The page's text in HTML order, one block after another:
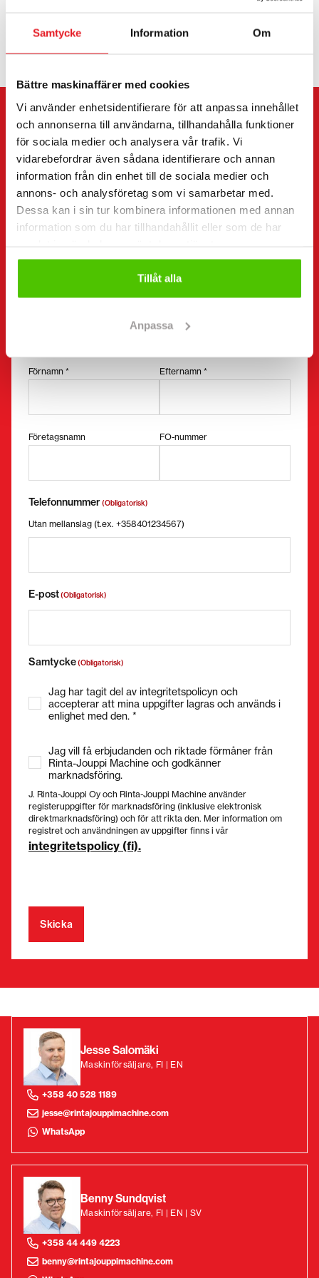
Samtycke Information Om
Bättre maskinaffärer med cookies
Vi använder enhetsidentifierare för att anpassa innehållet
och annonserna till användarna, tillhandahålla funktioner
för sociala medier och analysera vår trafik. Vi
vidarebefordrar även sådana identifierare och annan
information från din enhet till de sociala medier och
annons- och analysföretag som vi samarbetar med.
Dessa kan i sin tur kombinera informationen med annan
information som du har tillhandahållit eller som de har
Tillåt alla
Anpassa
KONTAKTA SÄLJAREN
Skicka meddelande till säljaren av Kramer 2706.
Du kan även kontakta en enskild säljare direkt.
Kontaktuppgifter finns längst ner på sidan.
Begära mer information
Förnamn * Efternamn *
Företagsnamn FO-nummer
Telefonnummer(Obligatorisk)
Utan mellanslag (t.ex. +358401234567)
E-post(Obligatorisk)
Samtycke(Obligatorisk)
Jag har tagit del av integritetspolicyn och
accepterar att mina uppgifter lagras och används i
enlighet med den. *
Jag vill få erbjudanden och riktade förmåner från
Rinta-Jouppi Machine och godkänner
marknadsföring.
J. Rinta-Jouppi Oy och Rinta-Jouppi Machine använder
registeruppgifter för marknadsföring (inklusive elektronisk
direktmarknadsföring) och för att rikta den. Mer information om
registret och användningen av uppgifter finns i vår
integritetspolicy (fi).
Jesse Salomäki
Maskinförsäljare, FI | EN
+358 40 528 1189
jesse@rintajouppimachine.com
WhatsApp
Benny Sundqvist
Maskinförsäljare, FI | EN | SV
+358 44 449 4223
benny@rintajouppimachine.com